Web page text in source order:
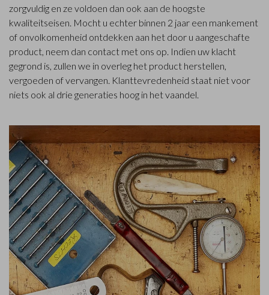
zorgvuldig en ze voldoen dan ook aan de hoogste
kwaliteitseisen. Mocht u echter binnen 2 jaar een mankement
of onvolkomenheid ontdekken aan het door u aangeschafte
product, neem dan contact met ons op. Indien uw klacht
gegrond is, zullen we in overleg het product herstellen,
vergoeden of vervangen. Klanttevredenheid staat niet voor
niets ook al drie generaties hoog in het vaandel.